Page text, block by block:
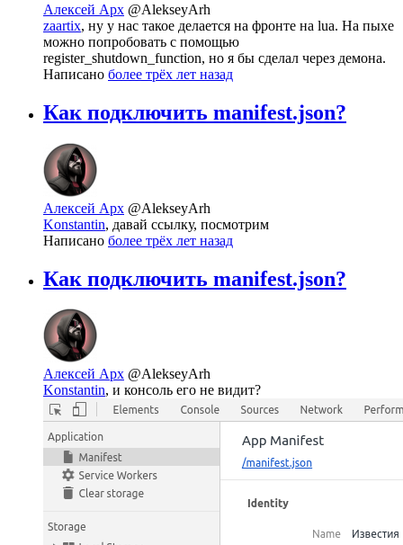
Алексей Арх @AlekseyArh
zaartix, ну у нас такое делается на фронте на lua. На пыхе
можно попробовать с помощью
register_shutdown_function, но я бы сделал через демона.
Написано более трёх лет назад
Как подключить manifest.json?
Алексей Арх @AlekseyArh
Konstantin, давай ссылку, посмотрим
Написано более трёх лет назад
Как подключить manifest.json?
Алексей Арх @AlekseyArh
Konstantin, и консоль его не видит?